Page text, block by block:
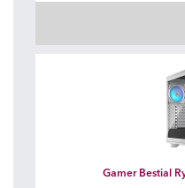
Gamer Bestial